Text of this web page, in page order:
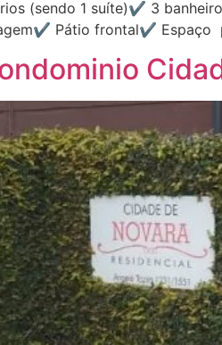
(sendo 1 suíte)✔️ 3
Pátio frontal✔️ Espaço